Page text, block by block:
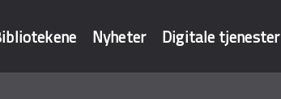
Nyheter Digitale tjenester